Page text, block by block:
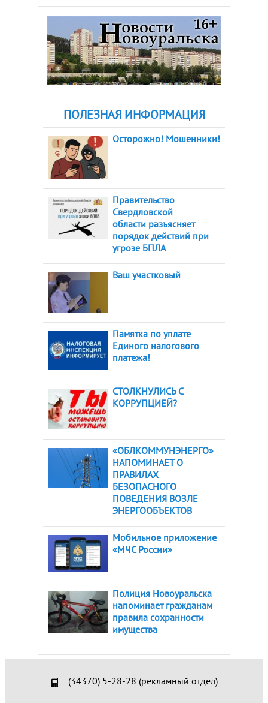
ПОЛЕЗНАЯ ИНФОРМАЦИЯ
Осторожно! Мошенники!
Правительство
Свердловской
области разъясняет
порядок действий при
угрозе БПЛА
Ваш участковый
Памятка по уплате
Единого налогового
платежа!
СТОЛКНУЛИСЬ С
КОРРУПЦИЕЙ?
«ОБЛКОММУНЭНЕРГО»
НАПОМИНАЕТ О
ПРАВИЛАХ
БЕЗОПАСНОГО
ПОВЕДЕНИЯ ВОЗЛЕ
ЭНЕРГООБЪЕКТОВ
Мобильное приложение
«МЧС России»
Полиция Новоуральска
напоминает гражданам
правила сохранности
имущества
(34370) 5-28-28 (рекламный отдел)